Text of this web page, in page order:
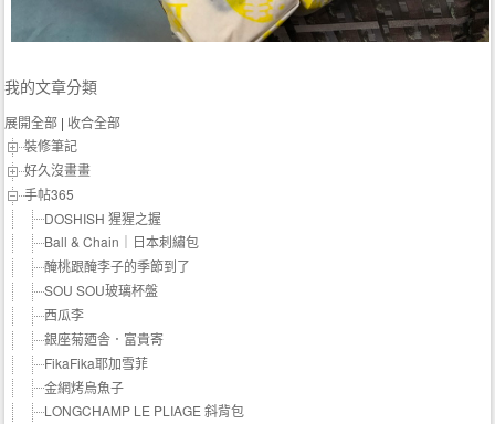
我的文章分類
展開全部 | 收合全部
裝修筆記
好久沒畫畫
手帖365
DOSHISH 猩猩之握
Ball & Chain｜日本刺繡包
醃桃跟醃李子的季節到了
SOU SOU玻璃杯盤
西瓜李
銀座菊廼舎．富貴寄
FikaFika耶加雪菲
金網烤烏魚子
LONGCHAMP LE PLIAGE 斜背包